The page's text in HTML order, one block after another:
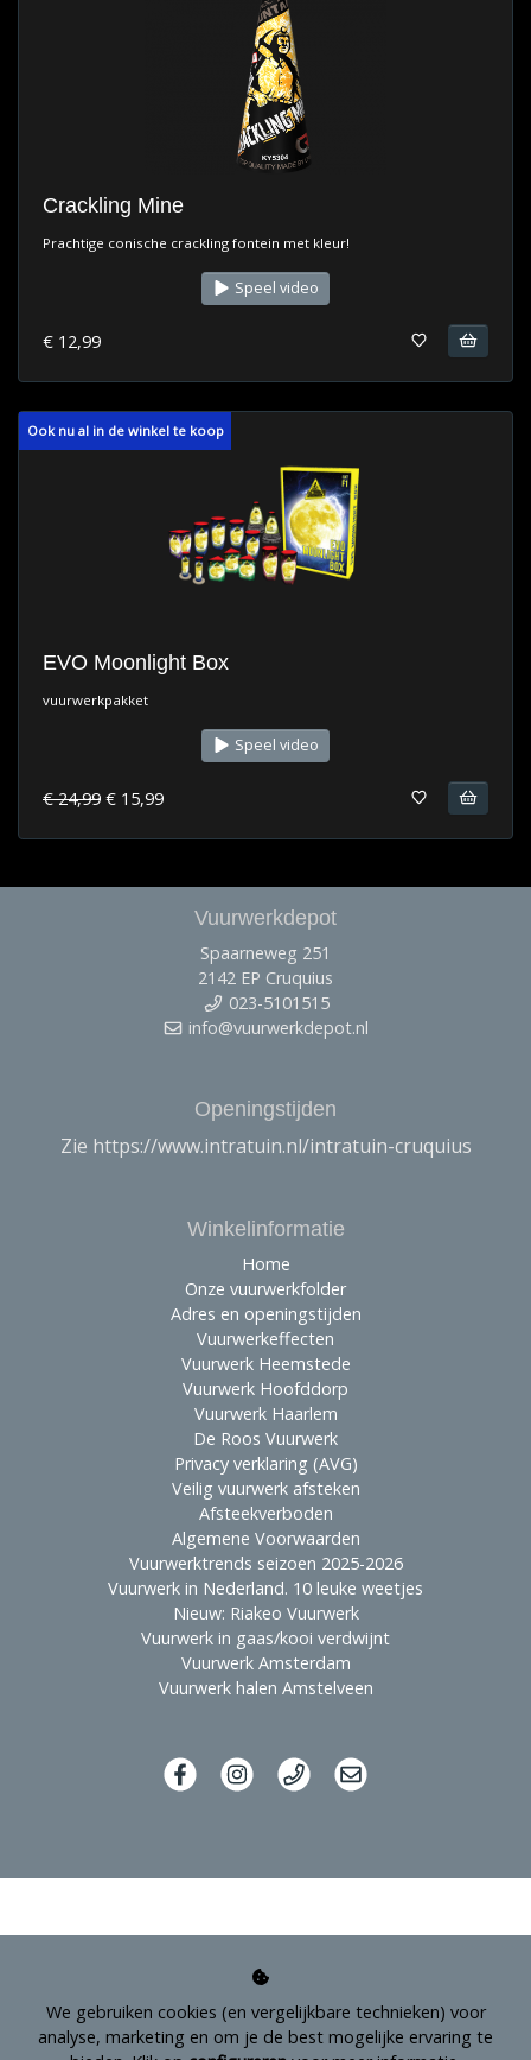
Crackling Mine
Prachtige conische crackling fontein met kleur!
Speel video
€ 12,99
Ook nu al in de winkel te koop
EVO Moonlight Box
vuurwerkpakket
Speel video
€ 24,99 € 15,99
We gebruiken cookies (en vergelijkbare technieken) voor
analyse, marketing en om je de best mogelijke ervaring te
Vuurwerkdepot
Spaarneweg 251
2142 EP Cruquius
023-5101515
info@vuurwerkdepot.nl
Openingstijden
Zie https://www.intratuin.nl/intratuin-cruquius
Winkelinformatie
Home
Onze vuurwerkfolder
Adres en openingstijden
Vuurwerkeffecten
Vuurwerk Heemstede
Vuurwerk Hoofddorp
Vuurwerk Haarlem
De Roos Vuurwerk
Privacy verklaring (AVG)
Veilig vuurwerk afsteken
Afsteekverboden
Algemene Voorwaarden
Vuurwerktrends seizoen 2025-2026
Vuurwerk in Nederland. 10 leuke weetjes
Nieuw: Riakeo Vuurwerk
Vuurwerk in gaas/kooi verdwijnt
Vuurwerk Amsterdam
Vuurwerk halen Amstelveen